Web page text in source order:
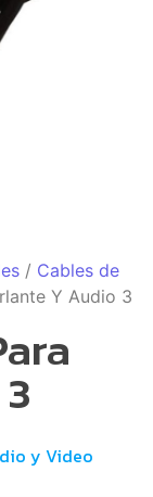
/ Cables de
Y Audio 3
y Video